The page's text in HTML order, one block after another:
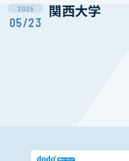
2025
05/23
関西大学